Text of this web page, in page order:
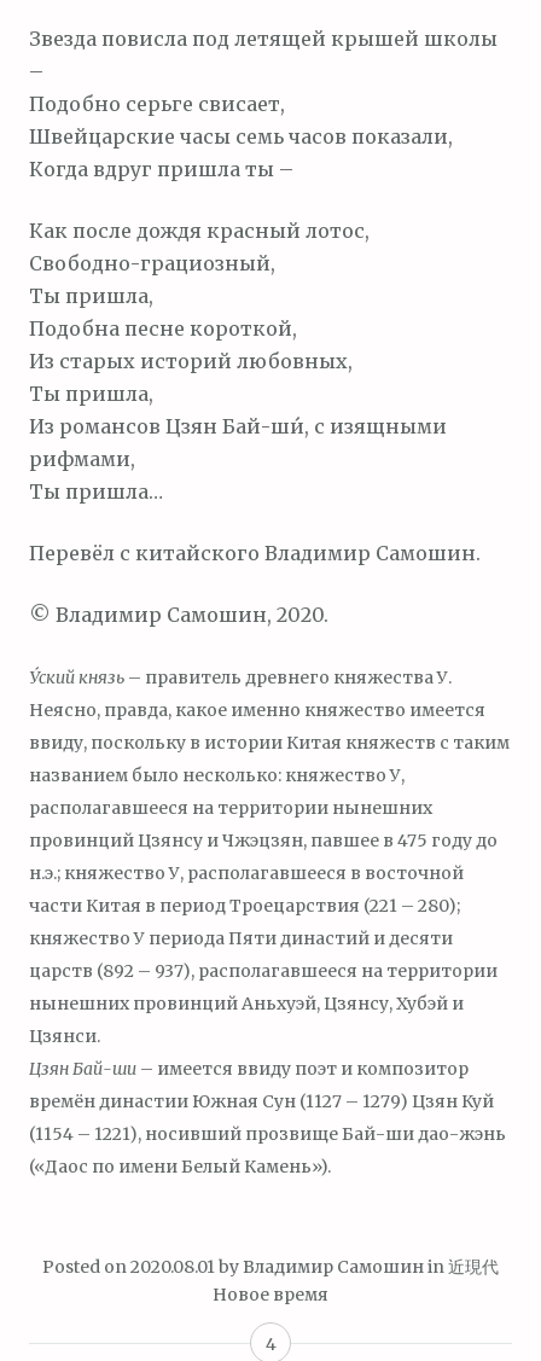
Звезда повисла под летящей крышей школы
–
Подобно серьге свисает,
Швейцарские часы семь часов показали,
Когда вдруг пришла ты –
Как после дождя красный лотос,
Свободно-грациозный,
Ты пришла,
Подобна песне короткой,
Из старых историй любовных,
Ты пришла,
Из романсов Цзян Бай-ши́, с изящными
рифмами,
Ты пришла…
Перевёл с китайского Владимир Самошин.
© Владимир Самошин, 2020.
У́ский князь – правитель древнего княжества У.
Неясно, правда, какое именно княжество имеется
ввиду, поскольку в истории Китая княжеств с таким
названием было несколько: княжество У,
располагавшееся на территории нынешних
провинций Цзянсу и Чжэцзян, павшее в 475 году до
н.э.; княжество У, располагавшееся в восточной
части Китая в период Троецарствия (221 – 280);
княжество У периода Пяти династий и десяти
царств (892 – 937), располагавшееся на территории
нынешних провинций Аньхуэй, Цзянсу, Хубэй и
Цзянси.
Цзян Бай-ши – имеется ввиду поэт и композитор
времён династии Южная Сун (1127 – 1279) Цзян Куй
(1154 – 1221), носивший прозвище Бай-ши дао-жэнь
(«Даос по имени Белый Камень»).
Posted on 2020.08.01 by Владимир Самошинin 近現代
Новое время
4